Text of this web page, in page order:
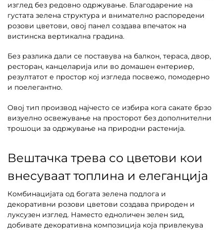
изглед без редовно одржување. Благодарение на
густата зелена структура и внимателно распоредени
розови цветови, овој панел создава впечаток на
вистинска вертикална градина.
Без разлика дали се поставува на балкон, тераса, двор,
ресторан, канцеларија или во домашен ентериер,
резултатот е простор кој изгледа посвежо, помодерно
и поелегантно.
Овој тип производ најчесто се избира кога сакате брзо
визуелно освежување на просторот без дополнителни
трошоци за одржување на природни растенија.
Вештачка трева со цветови кои
внесуваат топлина и елеганција
Комбинацијата од богата зелена подлога и
декоративни розови цветови создава природен и
луксузен изглед. Наместо едноличен зелен ѕид,
добивате декоративна композиција која привлекува